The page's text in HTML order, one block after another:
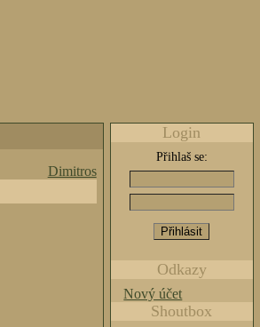
Dimitros
Login
Přihlaš se:
Odkazy
Nový účet
Shoutbox